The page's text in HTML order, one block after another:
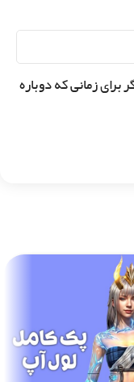
برای زمانی که دوباره